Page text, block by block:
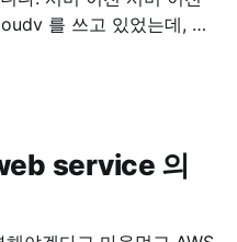
를 쓰고 있었는데, 같
service 의